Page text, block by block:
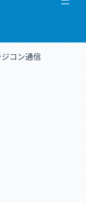
コン通信